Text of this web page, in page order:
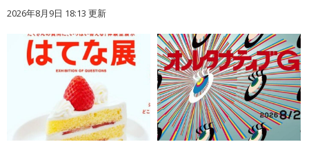
2026年8月9日 18:13 更新